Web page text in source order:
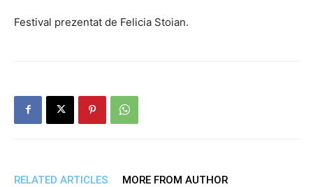
Festival prezentat de Felicia Stoian.
RELATED ARTICLES MORE FROM AUTHOR